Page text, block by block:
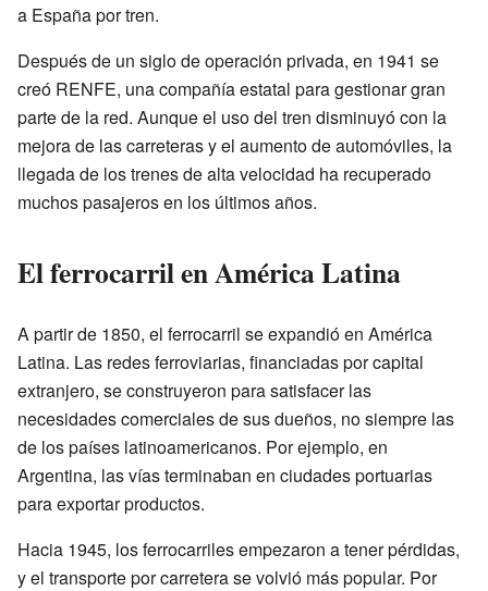
a España por tren.
Después de un siglo de operación privada, en 1941 se
creó RENFE, una compañía estatal para gestionar gran
parte de la red. Aunque el uso del tren disminuyó con la
mejora de las carreteras y el aumento de automóviles, la
llegada de los trenes de alta velocidad ha recuperado
muchos pasajeros en los últimos años.
El ferrocarril en América Latina
A partir de 1850, el ferrocarril se expandió en América
Latina. Las redes ferroviarias, financiadas por capital
extranjero, se construyeron para satisfacer las
necesidades comerciales de sus dueños, no siempre las
de los países latinoamericanos. Por ejemplo, en
Argentina, las vías terminaban en ciudades portuarias
para exportar productos.
Hacia 1945, los ferrocarriles empezaron a tener pérdidas,
y el transporte por carretera se volvió más popular. Por